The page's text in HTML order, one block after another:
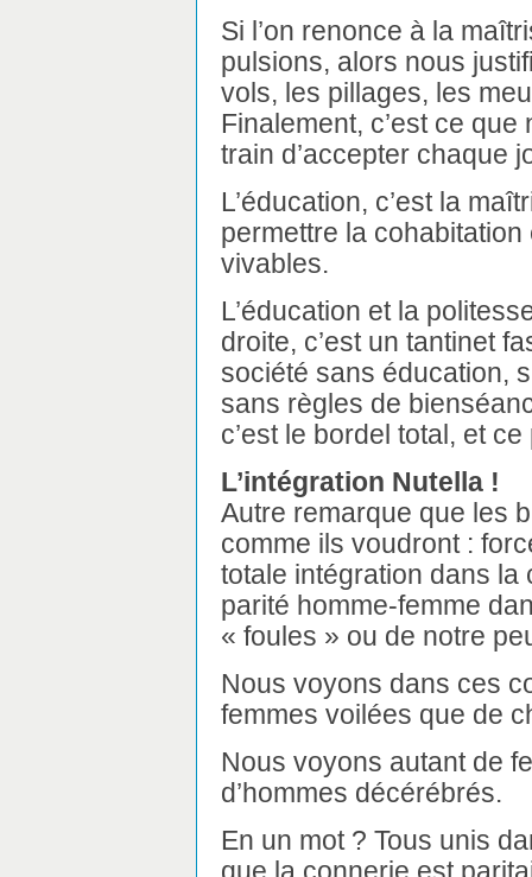
Si l’on renonce à la
pulsions, alors nous
vols, les pillages, les
Finalement, c’est ce
train d’accepter chaque
L’éducation, c’est la
permettre la
vivables.
L’éducation et la
droite, c’est un tantinet
société sans éducation,
sans règles de
c’est le bordel total, et
L’intégration Nutella !
Autre remarque que les
comme ils voudront :
totale intégration dans la
parité homme-femme
« foules » ou de notre
Nous voyons dans ces
femmes voilées que de
Nous voyons autant de
d’hommes décérébrés.
En un mot ? Tous unis
que la connerie est